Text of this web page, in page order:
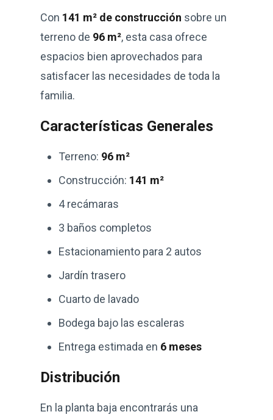
Con 141 m² de construcción sobre un
terreno de 96 m², esta casa ofrece
espacios bien aprovechados para
satisfacer las necesidades de toda la
familia.
Características Generales
Terreno: 96 m²
Construcción: 141 m²
4 recámaras
3 baños completos
Estacionamiento para 2 autos
Jardín trasero
Cuarto de lavado
Bodega bajo las escaleras
Entrega estimada en 6 meses
Distribución
En la planta baja encontrarás una